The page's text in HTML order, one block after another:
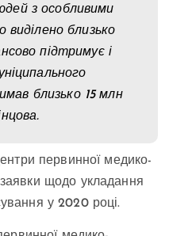
з особливими
виділено близько
підтримує і
близько 15 млн
первинної медико-
щодо укладання
у 2020 році.